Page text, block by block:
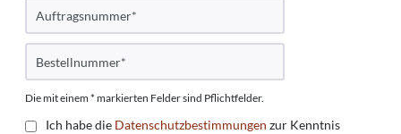
Die mit einem * markierten Felder sind Pflichtfelder.
Ich habe die Datenschutzbestimmungen zur Kenntnis